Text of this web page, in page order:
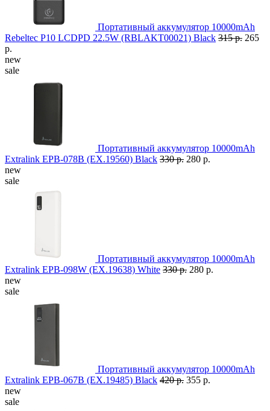
Портативный аккумулятор 10000mAh
Rebeltec P10 LCDPD 22.5W (RBLAKT00021) Black 315 р. 265
р.
new
sale
Портативный аккумулятор 10000mAh
Extralink EPB-078B (EX.19560) Black 330 р. 280 р.
new
sale
Портативный аккумулятор 10000mAh
Extralink EPB-098W (EX.19638) White 330 р. 280 р.
new
sale
Портативный аккумулятор 10000mAh
Extralink EPB-067B (EX.19485) Black 420 р. 355 р.
new
sale